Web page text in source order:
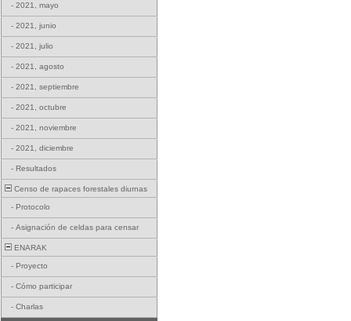
- 2021, mayo
- 2021, junio
- 2021, julio
- 2021, agosto
- 2021, septiembre
- 2021, octubre
- 2021, noviembre
- 2021, diciembre
- Resultados
Censo de rapaces forestales diurnas
- Protocolo
- Asignación de celdas para censar
ENARAK
- Proyecto
- Cómo participar
- Charlas